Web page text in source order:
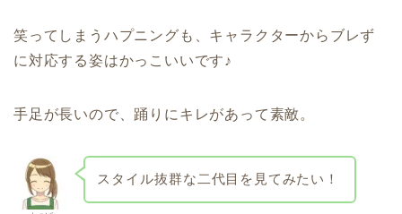
笑ってしまうハプニングも、キャラクターからブレず
に対応する姿はかっこいいです♪
手足が長いので、踊りにキレがあって素敵。
スタイル抜群な 二代目を見てみたい！